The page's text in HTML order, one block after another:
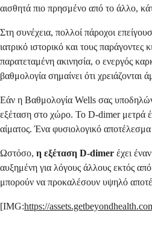
αισθητά πιο πρησμένο από το άλλο,
Στη συνέχεια, πολλοί πάροχοι
ιατρικό ιστορικό και τους
παρατεταμένη ακινησία, ο ενεργός
βαθμολογία σημαίνει ότι χρειάζονται
Εάν η Βαθμολογία Wells σας
εξέταση στο χώρο. Το D-dimer μετρά
αίματος. Ένα φυσιολογικό
Ωστόσο, η εξέταση D-dimer έχει
αυξημένη για λόγους άλλους εκτός
μπορούν να προκαλέσουν υψηλό
[IMG:https://